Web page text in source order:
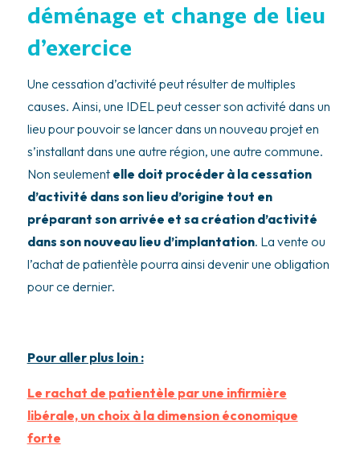
déménage et change de lieu
d’exercice
Une cessation d’activité peut résulter de multiples
causes. Ainsi, une IDEL peut cesser son activité dans un
lieu pour pouvoir se lancer dans un nouveau projet en
s’installant dans une autre région, une autre commune.
Non seulement elle doit procéder à la cessation
d’activité dans son lieu d’origine tout en
préparant son arrivée et sa création d’activité
dans son nouveau lieu d’implantation. La vente ou
l’achat de patientèle pourra ainsi devenir une obligation
pour ce dernier.
Pour aller plus loin :
Le rachat de patientèle par une infirmière
libérale, un choix à la dimension économique
forte